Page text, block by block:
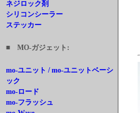
ネジロック剤
シリコンシーラー
ステッカー
■ MO-ガジェット:
mo-ユニット / mo-ユニットベーシ
ック
mo-ロード
mo-フラッシュ